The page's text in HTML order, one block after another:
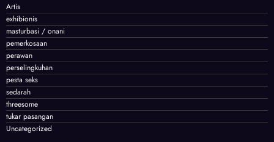
Artis
exhibionis
masturbasi / onani
pemerkosaan
perawan
perselingkuhan
pesta seks
sedarah
threesome
tukar pasangan
Uncategorized